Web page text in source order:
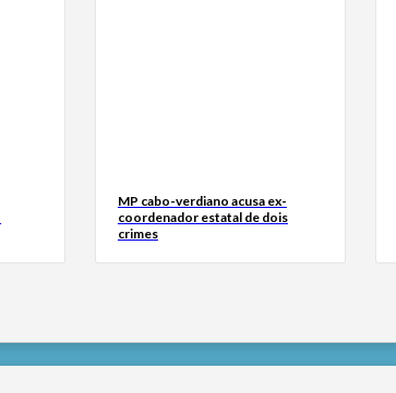
MP cabo-verdiano acusa ex-
coordenador estatal de dois
crimes